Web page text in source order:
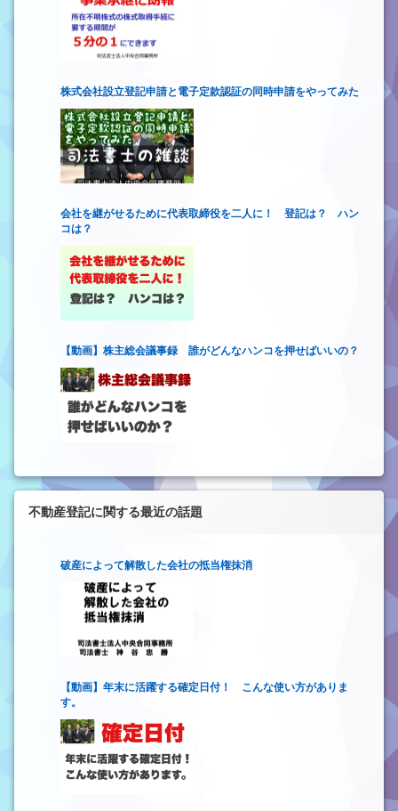
株式会社設立登記申請と電子定款認証の同時申請をやってみた
会社を継がせるために代表取締役を二人に！ 登記は？ ハン
コは？
【動画】株主総会議事録 誰がどんなハンコを押せばいいの？
不動産登記に関する最近の話題
破産によって解散した会社の抵当権抹消
【動画】年末に活躍する確定日付！ こんな使い方がありま
す。